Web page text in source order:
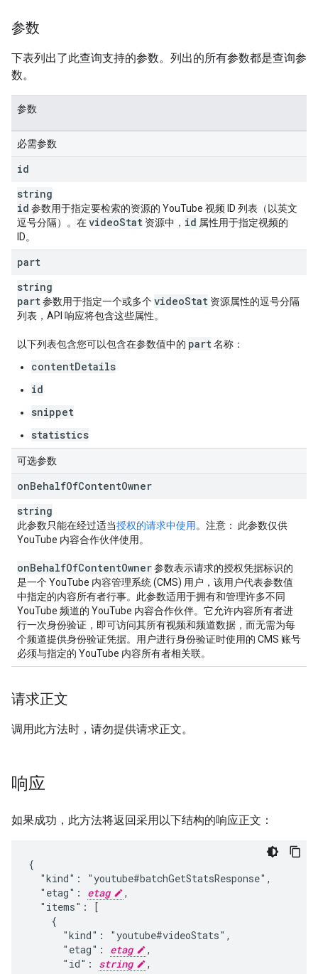
参数
下表列出了此查询支持的参数。列出的所有参数都是查询参
数。
参数
必需参数
id
string
id 参数用于指定要检索的资源的 YouTube 视频 ID 列表（以英文
逗号分隔）。在videoStat 资源中， id 属性用于指定视频的
ID。
part
string
part参数用于指定一个或多个videoStat 资源属性的逗号分隔
列表，API 响应将包含这些属性。
以下列表包含您可以包含在参数值中的 part名称：
contentDetails
id
snippet
statistics
可选参数
onBehalfOfContentOwner
string
此参数只能在经过适当授权的请求中使用 。 注意 ： 此参数仅供
YouTube 内容合作伙伴使用。
onBehalfOfContentOwner参数表示请求的授权凭据标识的
是一个 YouTube 内容管理系统 (CMS) 用户，该用户代表参数值
中指定的内容所有者行事。此参数适用于拥有和管理许多不同
YouTube 频道的 YouTube 内容合作伙伴。它允许内容所有者进
行一次身份验证，即可访问其所有视频和频道数据，而无需为每
个频道提供身份验证凭据。用户进行身份验证时使用的 CMS 账号
必须与指定的 YouTube 内容所有者相关联。
请求正文
调用此方法时，请勿提供请求正文。
响应
如果成功，此方法将返回采用以下结构的响应正文：
{
  "kind": "youtube#batchGetStatsResponse",
  "etag":
etag
,
  "items": [
    {
      "kind": "youtube#videoStats",
      "etag":
etag
,
      "id":
string
,